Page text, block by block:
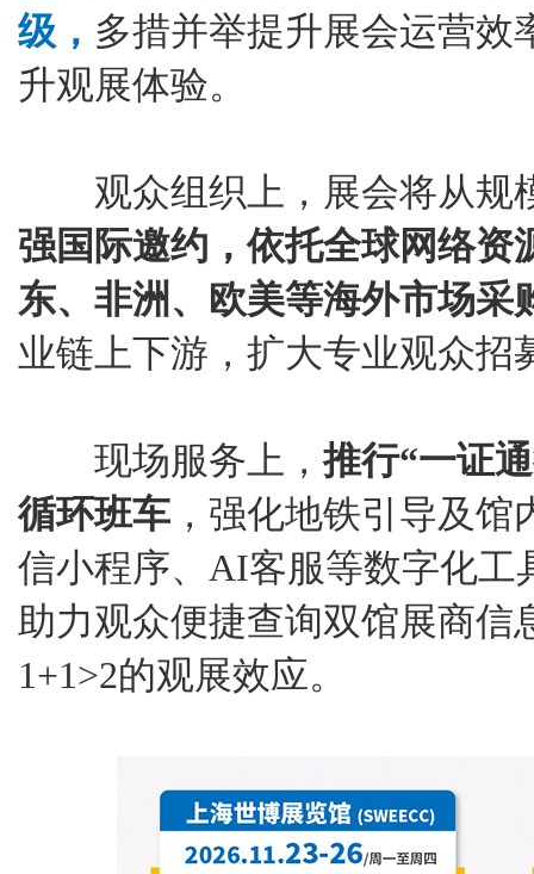
级， 多措并举提升展会运营效
升观展体验。
观众组织上，展会将从规
强国际邀约，依托全球网络资
东、非洲、欧美等海外市场采
业链上下游，扩大专业观众招
现场服务上，推行“一证
循环班车 ，强化地铁引导及
信小程序、AI客服等数字化工
助力观众便捷查询双馆展商信
1+1>2的观展效应。